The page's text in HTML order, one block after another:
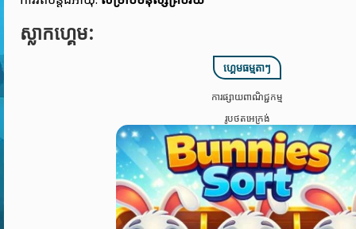
ស្លាកហ្គេម:
ហ្គេមធម្មតាៗ
ការផ្សាយពាណិជ្ជកម្ម
រូបថតអេក្រង់